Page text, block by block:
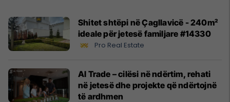
Shitet shtëpi në Çagllavicë - 240m²
ideale për jetesë familjare #14330
Pro Real Estate
Al Trade – cilësi në ndërtim, rehati
në jetesë dhe projekte që ndërtojnë
të ardhmen